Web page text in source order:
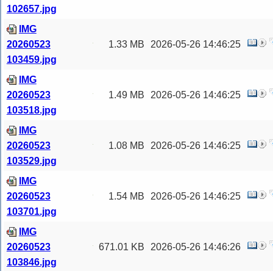
102657.jpg
IMG
20260523
103459.jpg
1.33 MB 2026-05-26 14:46:25
IMG
20260523
103518.jpg
1.49 MB 2026-05-26 14:46:25
IMG
20260523
103529.jpg
1.08 MB 2026-05-26 14:46:25
IMG
20260523
103701.jpg
1.54 MB 2026-05-26 14:46:25
IMG
20260523
103846.jpg
671.01 KB 2026-05-26 14:46:26